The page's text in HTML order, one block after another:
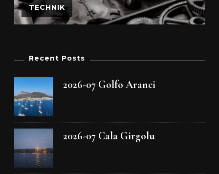
TECHNIK
Recent Posts
2026-07 Golfo Aranci
2026-07 Cala Girgolu